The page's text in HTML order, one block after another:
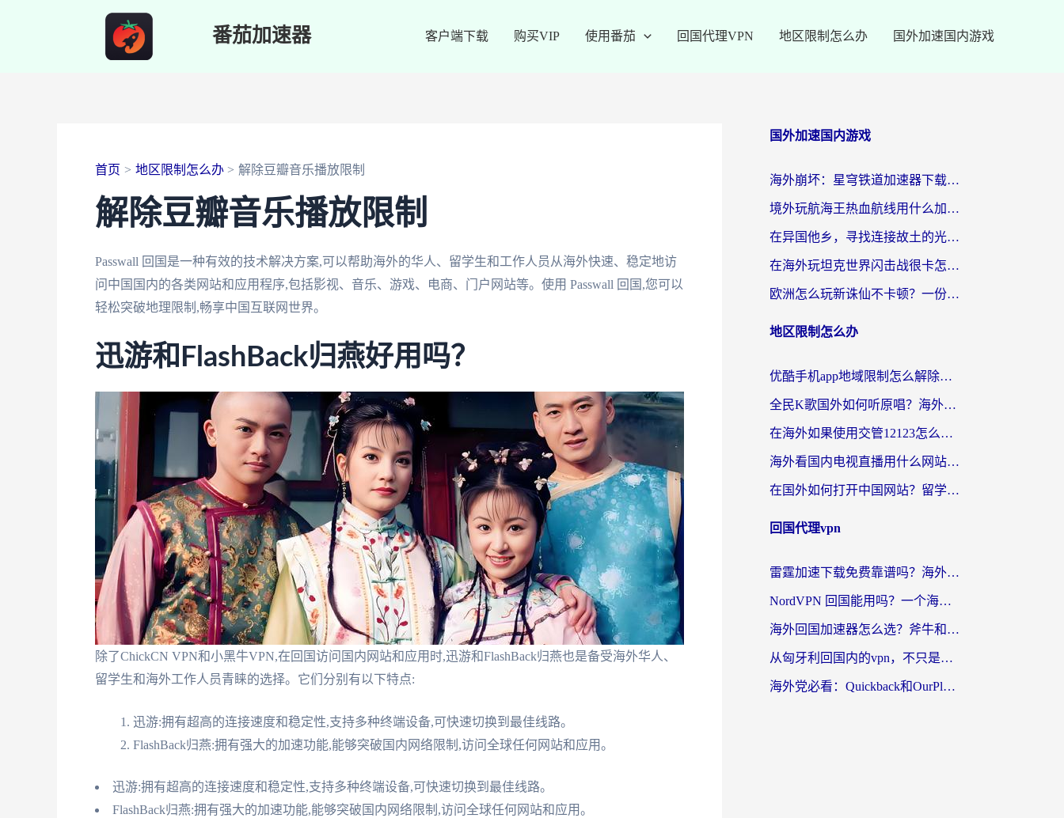
番茄加速器 客户端下载 购买VIP 使用番茄 回国代理VPN 地区限制怎么办 国外加速国内游戏
首页 地区限制怎么办 解除豆瓣音乐播放限制
解除豆瓣音乐播放限制
Passwall 回国是一种有效的技术解决方案,可以帮助海外的华人、留学生和工作人员从海外快速、稳定地访
问中国国内的各类网站和应用程序,包括影视、音乐、游戏、电商、门户网站等。使用 Passwall 回国,您可以
轻松突破地理限制,畅享中国互联网世界。
迅游和FlashBack归燕好用吗？
除了ChickCN VPN和小黑牛VPN,在回国访问国内网站和应用时,迅游和FlashBack归燕也是备受海外华人、
留学生和海外工作人员青睐的选择。它们分别有以下特点:
迅游:拥有超高的连接速度和稳定性,支持多种终端设备,可快速切换到最佳线路。
FlashBack归燕:拥有强大的加速功能,能够突破国内网络限制,访问全球任何网站和应用。
迅游:拥有超高的连接速度和稳定性,支持多种终端设备,可快速切换到最佳线路。
FlashBack归燕:拥有强大的加速功能,能够突破国内网络限制,访问全球任何网站和应用。
国外加速国内游戏
海外崩坏：星穹铁道加速器下载安装：一份给游子的终极网络指南
境外玩航海王热血航线用什么加速器？2026海外玩家实测最优方案（附欧洲问道堡垒前线加速技巧）
在异国他乡，寻找连接故土的光明大陆免费加速器
在海外玩坦克世界闪击战很卡怎么办？老玩家亲测有效的加速器选择指南
欧洲怎么玩新诛仙不卡顿？一份给海外游子的国服游戏畅玩指南
地区限制怎么办
优酷手机app地域限制怎么解除？海外党亲测有效的追剧方案
全民K歌国外如何听原唱？海外党亲测有效的回国加速器选择指南
在海外如果使用交管12123怎么处理？留学生亲测有效的回国加速方案
海外看国内电视直播用什么网站比较好？一篇解决你所有追剧难题的实用指南
在国外如何打开中国网站？留学生与海外华人的无缝访问指南
回国代理vpn
雷霆加速下载免费靠谱吗？海外党选回国加速器的避坑指南（附热门工具对比）
NordVPN 回国能用吗？一个海外用户必须面对的真实困境
海外回国加速器怎么选？斧牛和海龟哪个好？一篇帮你避开坑的实用指南
从匈牙利回国内的vpn，不只是为了刷剧那么简单
海外党必看：Quickback和OurPlay好用吗？3分钟选对回国加速器，无缝刷剧玩游戏